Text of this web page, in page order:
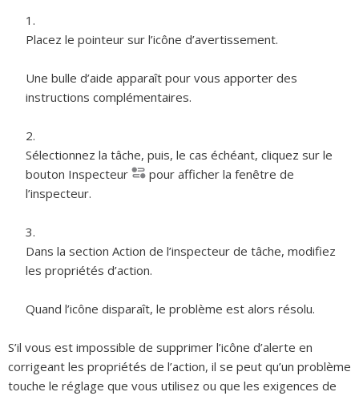
Placez le pointeur sur l’icône d’avertissement.
Une bulle d’aide apparaît pour vous apporter des
instructions complémentaires.
Sélectionnez la tâche, puis, le cas échéant, cliquez sur le
bouton Inspecteur
pour afficher la fenêtre de
l’inspecteur.
Dans la section Action de l’inspecteur de tâche, modifiez
les propriétés d’action.
Quand l’icône disparaît, le problème est alors résolu.
S’il vous est impossible de supprimer l’icône d’alerte en
corrigeant les propriétés de l’action, il se peut qu’un problème
touche le réglage que vous utilisez ou que les exigences de